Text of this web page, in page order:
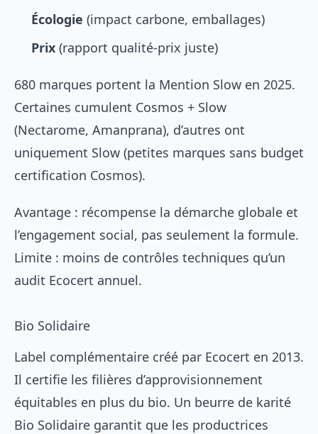
Écologie (impact carbone, emballages)
Prix (rapport qualité-prix juste)
680 marques portent la Mention Slow en 2025.
Certaines cumulent Cosmos + Slow
(Nectarome, Amanprana), d’autres ont
uniquement Slow (petites marques sans budget
certification Cosmos).
Avantage : récompense la démarche globale et
l’engagement social, pas seulement la formule.
Limite : moins de contrôles techniques qu’un
audit Ecocert annuel.
Bio Solidaire
Label complémentaire créé par Ecocert en 2013.
Il certifie les filières d’approvisionnement
équitables en plus du bio. Un beurre de karité
Bio Solidaire garantit que les productrices